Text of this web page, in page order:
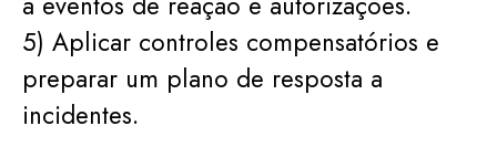
5) Aplicar controles compensatórios e
preparar um plano de resposta a
incidentes.